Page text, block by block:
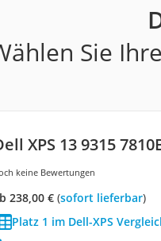
Sie
XPS 13 9315
keine Bewertungen
238,00 €( Sofort lieferbar)
Platz 1 im Dell-XPS